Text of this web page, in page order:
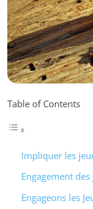
Table of Contents
Impliquer les
Engagement
Engageons les